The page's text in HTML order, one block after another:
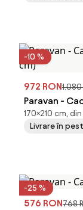
-10 %
972 RON1.080
Paravan -
cm)
170×210 cm,
Livrare în
-25 %
576 RON768